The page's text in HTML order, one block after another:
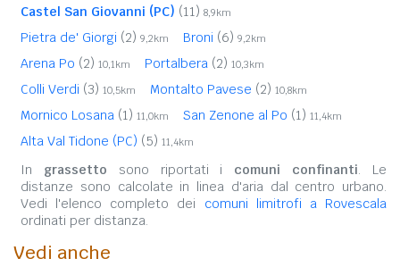
Castel San Giovanni (PC) (11) 8,9km
Pietra de' Giorgi (2) 9,2km Broni (6) 9,2km
Arena Po (2) 10,1km Portalbera (2) 10,3km
Colli Verdi (3) 10,5km Montalto Pavese (2) 10,8km
Mornico Losana (1) 11,0km San Zenone al Po (1) 11,4km
Alta Val Tidone (PC) (5) 11,4km
In grassetto sono riportati i comuni confinanti. Le
distanze sono calcolate in linea d'aria dal centro urbano.
Vedi l'elenco completo dei comuni limitrofi a Rovescala
ordinati per distanza.
Vedi anche